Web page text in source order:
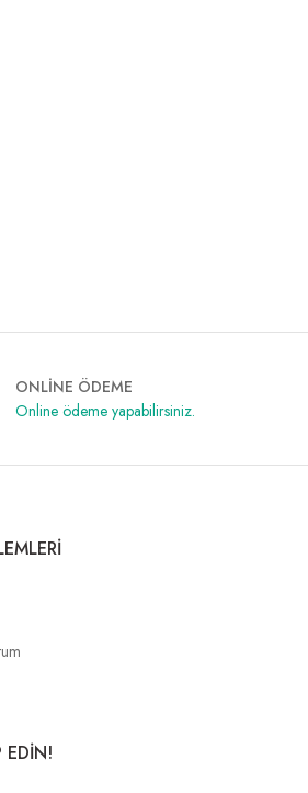
ONLİNE ÖDEME
Online ödeme yapabilirsiniz.
EDİN!